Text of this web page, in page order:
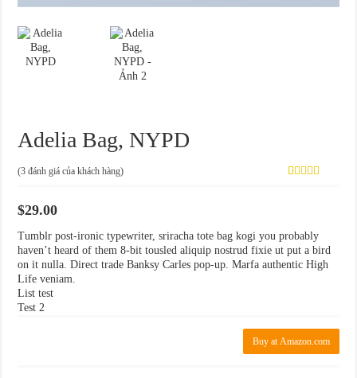
Adelia Bag, NYPD
(3 đánh giá của khách hàng)
$29.00
Tumblr post-ironic typewriter, sriracha tote bag kogi you probably
haven’t heard of them 8-bit tousled aliquip nostrud fixie ut put a bird
on it nulla. Direct trade Banksy Carles pop-up. Marfa authentic High
Life veniam.
List test
Test 2
Buy at Amazon.com